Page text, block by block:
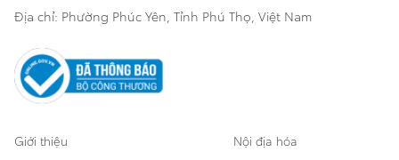
Khách hàng dự án
Sản phẩm chính hãng
Cơ sở bảo hành bảo dưỡng
Địa chỉ: Phường Phúc Yên, Tỉnh Phú Thọ, Việt Nam
Giới thiệu Nội địa hóa